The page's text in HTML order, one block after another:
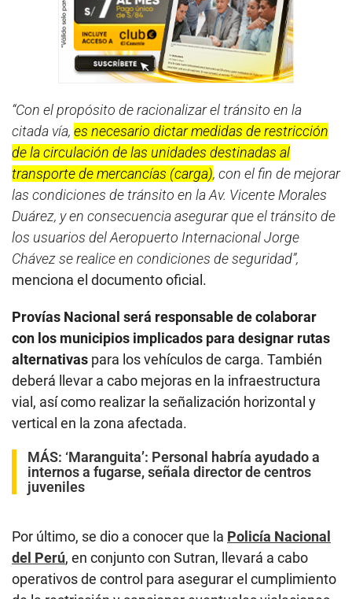
“Con el propósito de racionalizar el tránsito en la
citada vía, es necesario dictar medidas de restricción
de la circulación de las unidades destinadas al
transporte de mercancías (carga), con el fin de mejorar
las condiciones de tránsito en la Av. Vicente Morales
Duárez, y en consecuencia asegurar que el tránsito de
los usuarios del Aeropuerto Internacional Jorge
Chávez se realice en condiciones de seguridad”,
menciona el documento oficial.
Provías Nacional será responsable de colaborar
con los municipios implicados para designar rutas
alternativas para los vehículos de carga. También
deberá llevar a cabo mejoras en la infraestructura
vial, así como realizar la señalización horizontal y
vertical en la zona afectada.
MÁS: ‘Maranguita’: Personal habría ayudado a
internos a fugarse, señala director de centros
juveniles
Por último, se dio a conocer que la Policía Nacional
del Perú, en conjunto con Sutran, llevará a cabo
operativos de control para asegurar el cumplimiento